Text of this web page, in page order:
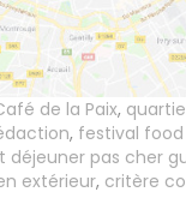
de la Paix,
, festival
déjeuner pas cher
extérieur, critère